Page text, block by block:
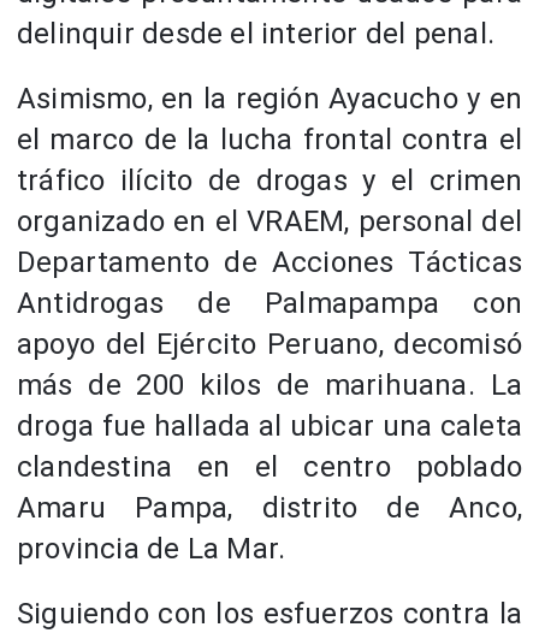
delinquir desde el interior del penal.
Asimismo, en la región Ayacucho y en
el marco de la lucha frontal contra el
tráfico ilícito de drogas y el crimen
organizado en el VRAEM, personal del
Departamento de Acciones Tácticas
Antidrogas de Palmapampa con
apoyo del Ejército Peruano, decomisó
más de 200 kilos de marihuana. La
droga fue hallada al ubicar una caleta
clandestina en el centro poblado
Amaru Pampa, distrito de Anco,
provincia de La Mar.
Siguiendo con los esfuerzos contra la